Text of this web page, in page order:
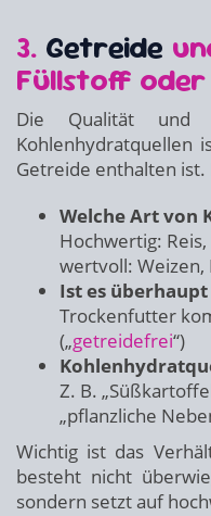
3. Getreide
Füllstoff
Die Qualität und
Kohlenhydratquellen
Getreide enthalten ist.
Welche Art von
Hochwertig:
wertvoll: Weizen,
Ist es
Trockenfutter
(„getreidefrei“)
Z. B.
„pflanzliche
Wichtig ist das
besteht nicht
sondern setzt auf